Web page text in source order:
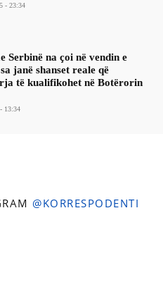
- 23:34
Serbinë na çoi në vendin e
janë shanset reale që
të kualifikohet në Botërorin
13:34
@KORRESPODENTI